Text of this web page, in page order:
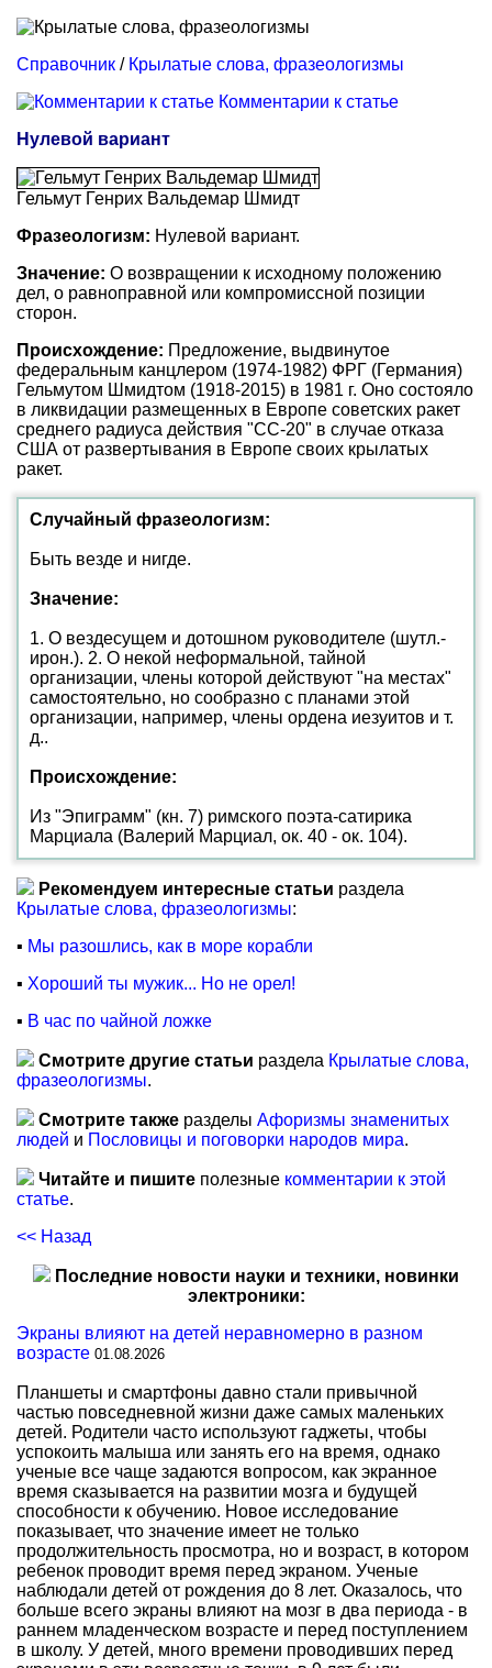
Справочник / Крылатые слова, фразеологизмы
Комментарии к статье
Нулевой вариант
Гельмут Генрих Вальдемар Шмидт
Фразеологизм: Нулевой вариант.
Значение: О возвращении к исходному положению
дел, о равноправной или компромиссной позиции
сторон.
Происхождение: Предложение, выдвинутое
федеральным канцлером (1974-1982) ФРГ (Германия)
Гельмутом Шмидтом (1918-2015) в 1981 г. Оно состояло
в ликвидации размещенных в Европе советских ракет
среднего радиуса действия "СС-20" в случае отказа
США от развертывания в Европе своих крылатых
ракет.
Случайный фразеологизм:
Быть везде и нигде.
Значение:
1. О вездесущем и дотошном руководителе (шутл.-
ирон.). 2. О некой неформальной, тайной
организации, члены которой действуют "на местах"
самостоятельно, но сообразно с планами этой
организации, например, члены ордена иезуитов и т.
д..
Происхождение:
Из "Эпиграмм" (кн. 7) римского поэта-сатирика
Марциала (Валерий Марциал, ок. 40 - ок. 104).
Рекомендуем интересные статьи раздела
Крылатые слова, фразеологизмы:
▪ Мы разошлись, как в море корабли
▪ Хороший ты мужик... Но не орел!
▪ В час по чайной ложке
Смотрите другие статьи раздела Крылатые слова,
фразеологизмы.
Смотрите также разделы Афоризмы знаменитых
людей и Пословицы и поговорки народов мира.
Читайте и пишите полезные комментарии к этой
статье.
<< Назад
Последние новости науки и техники, новинки
электроники:
Экраны влияют на детей неравномерно в разном
возрасте 01.08.2026
Планшеты и смартфоны давно стали привычной
частью повседневной жизни даже самых маленьких
детей. Родители часто используют гаджеты, чтобы
успокоить малыша или занять его на время, однако
ученые все чаще задаются вопросом, как экранное
время сказывается на развитии мозга и будущей
способности к обучению. Новое исследование
показывает, что значение имеет не только
продолжительность просмотра, но и возраст, в котором
ребенок проводит время перед экраном. Ученые
наблюдали детей от рождения до 8 лет. Оказалось, что
больше всего экраны влияют на мозг в два периода - в
раннем младенческом возрасте и перед поступлением
в школу. У детей, много времени проводивших перед